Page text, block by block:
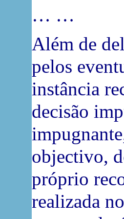
… …
Além de
pelos
instância
decisão
objectivo,
próprio
realizada